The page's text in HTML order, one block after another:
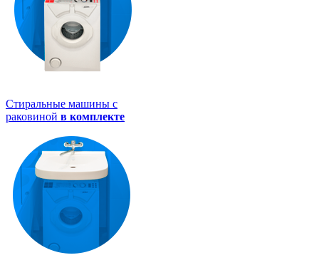
Стиральные машины с
раковиной в комплекте